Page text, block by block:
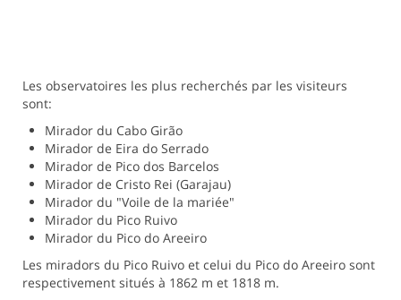
Les observatoires les plus recherchés par les visiteurs
sont:
Mirador du Cabo Girão
Mirador de Eira do Serrado
Mirador de Pico dos Barcelos
Mirador de Cristo Rei (Garajau)
Mirador du "Voile de la mariée"
Mirador du Pico Ruivo
Mirador du Pico do Areeiro
Les miradors du Pico Ruivo et celui du Pico do Areeiro sont
respectivement situés à 1862 m et 1818 m.